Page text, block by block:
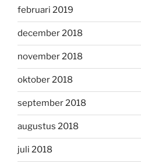
februari 2019
december 2018
november 2018
oktober 2018
september 2018
augustus 2018
juli 2018